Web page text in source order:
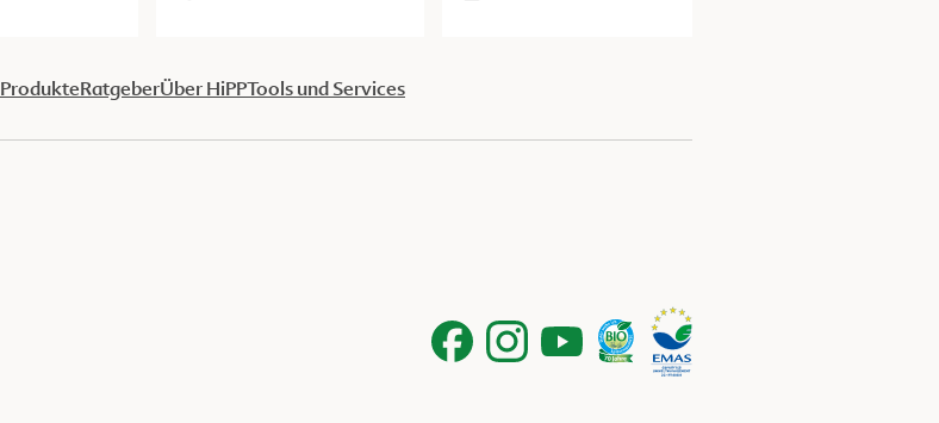
ProdukteRatgeberÜber HiPPTools und Services